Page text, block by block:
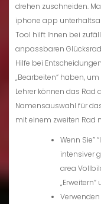
drehen zuschneiden.
iphone app
Tool hilft Ihnen bei
anpassbaren
Hilfe bei
„Bearbeiten“ haben,
Lehrer können das Rad
Namensauswahl für
mit einem zweiten Rad
Wenn Sie”
intensiver
area